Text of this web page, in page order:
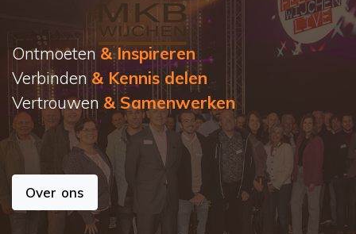
Ontmoeten & Inspireren
Verbinden & Kennis delen
Vertrouwen & Samenwerken
Over ons